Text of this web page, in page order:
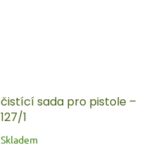
čistící sada pro pistole –
127/1
Skladem